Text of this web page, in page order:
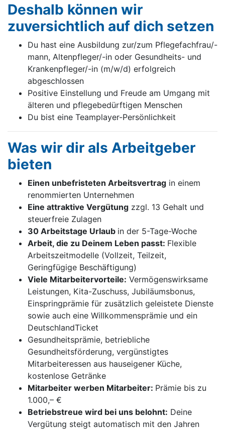
Deshalb können wir
zuversichtlich auf dich setzen
Du hast eine Ausbildung zur/zum Pflegefachfrau/-
mann, Altenpfleger/-in oder Gesundheits- und
Krankenpfleger/-in (m/w/d) erfolgreich
abgeschlossen
Positive Einstellung und Freude am Umgang mit
älteren und pflegebedürftigen Menschen
Du bist eine Teamplayer-Persönlichkeit
Was wir dir als Arbeitgeber
bieten
Einen unbefristeten Arbeitsvertrag in einem
renommierten Unternehmen
Eine attraktive Vergütung zzgl. 13 Gehalt und
steuerfreie Zulagen
30 Arbeitstage Urlaub in der 5-Tage-Woche
Arbeit, die zu Deinem Leben passt: Flexible
Arbeitszeitmodelle (Vollzeit, Teilzeit,
Geringfügige Beschäftigung)
Viele Mitarbeitervorteile: Vermögenswirksame
Leistungen, Kita-Zuschuss, Jubiläumsbonus,
Einspringprämie für zusätzlich geleistete Dienste
sowie auch eine Willkommensprämie und ein
DeutschlandTicket
Gesundheitsprämie, betriebliche
Gesundheitsförderung, vergünstigtes
Mitarbeiteressen aus hauseigener Küche,
kostenlose Getränke
Mitarbeiter werben Mitarbeiter: Prämie bis zu
1.000,– €
Betriebstreue wird bei uns belohnt: Deine
Vergütung steigt automatisch mit den Jahren